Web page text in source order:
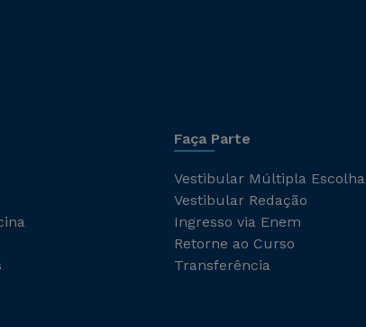
Faça Parte
Vestibular Múltipla Escolha
Vestibular Redação
Ingresso via Enem
Retorne ao Curso
Transferência